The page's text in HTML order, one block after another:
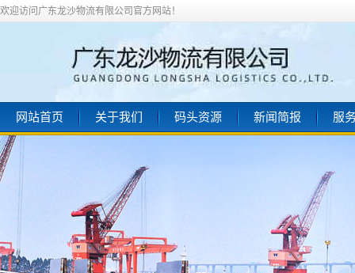
欢迎访问广东龙沙物流有限公司官方网站！
网站首页 关于我们 码头资源 新闻简报 服